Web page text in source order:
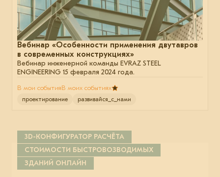
Вебинар «Особенности применения двутавров
в современных конструкциях»
Вебинар инженерной команды EVRAZ STEEL
ENGINEERING 15 февраля 2024 года.
В мои событияВ моих событиях
проектирование развивайся_с_нами
3D-КОНФИГУРАТОР РАСЧЁТА
СТОИМОСТИ БЫСТРОВОЗВОДИМЫХ
ЗДАНИЙ ОНЛАЙН